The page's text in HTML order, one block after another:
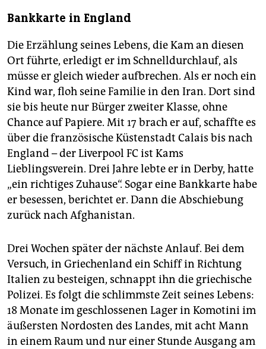
Bankkarte in England
Die Erzählung seines Lebens, die Kam an diesen
Ort führte, erledigt er im Schnelldurchlauf, als
müsse er gleich wieder aufbrechen. Als er noch ein
Kind war, floh seine Familie in den Iran. Dort sind
sie bis heute nur Bürger zweiter Klasse, ohne
Chance auf Papiere. Mit 17 brach er auf, schaffte es
über die französische Küstenstadt Calais bis nach
England – der Liverpool FC ist Kams
Lieblingsverein. Drei Jahre lebte er in Derby, hatte
„ein richtiges Zuhause“. Sogar eine Bankkarte habe
er besessen, berichtet er. Dann die Abschiebung
zurück nach Afghanistan.
Drei Wochen später der nächste Anlauf. Bei dem
Versuch, in Griechenland ein Schiff in Richtung
Italien zu besteigen, schnappt ihn die griechische
Polizei. Es folgt die schlimmste Zeit seines Lebens:
18 Monate im geschlossenen Lager in Komotini im
äußersten Nordosten des Landes, mit acht Mann
in einem Raum und nur einer Stunde Ausgang am